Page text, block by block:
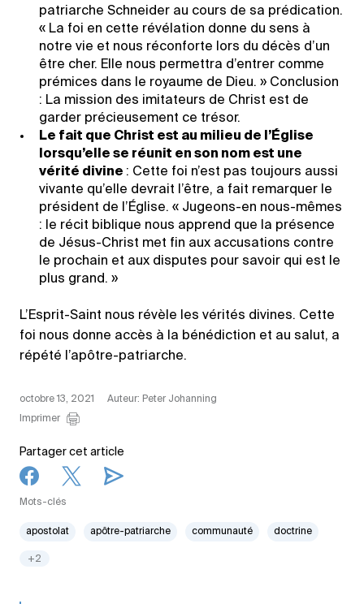
patriarche Schneider au cours de sa prédication.
« La foi en cette révélation donne du sens à
notre vie et nous réconforte lors du décès d’un
être cher. Elle nous permettra d’entrer comme
prémices dans le royaume de Dieu. » Conclusion
: La mission des imitateurs de Christ est de
garder précieusement ce trésor.
Le fait que Christ est au milieu de l’Église
lorsqu’elle se réunit en son nom est une
vérité divine : Cette foi n’est pas toujours aussi
vivante qu’elle devrait l’être, a fait remarquer le
président de l’Église. « Jugeons-en nous-mêmes
: le récit biblique nous apprend que la présence
de Jésus-Christ met fin aux accusations contre
le prochain et aux disputes pour savoir qui est le
plus grand. »
L’Esprit-Saint nous révèle les vérités divines. Cette
foi nous donne accès à la bénédiction et au salut, a
répété l’apôtre-patriarche.
octobre 13, 2021
Auteur: Peter Johanning
Imprimer
Partager cet article
Mots-clés
apostolat apôtre-patriarche communauté doctrine
+2